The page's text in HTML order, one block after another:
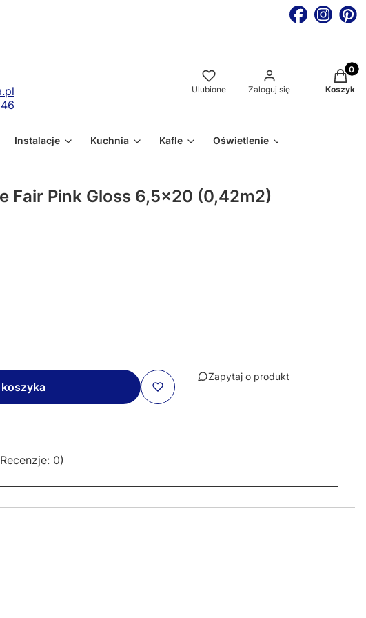
Ulubione Zaloguj się Koszyk
Instalacje Kuchnia Kafle Oświetlenie
Fair Pink Gloss 6,5x20 (0,42m2)
Zapytaj o produkt
0)